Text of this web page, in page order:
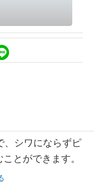
、シワにならずピ
とができます。